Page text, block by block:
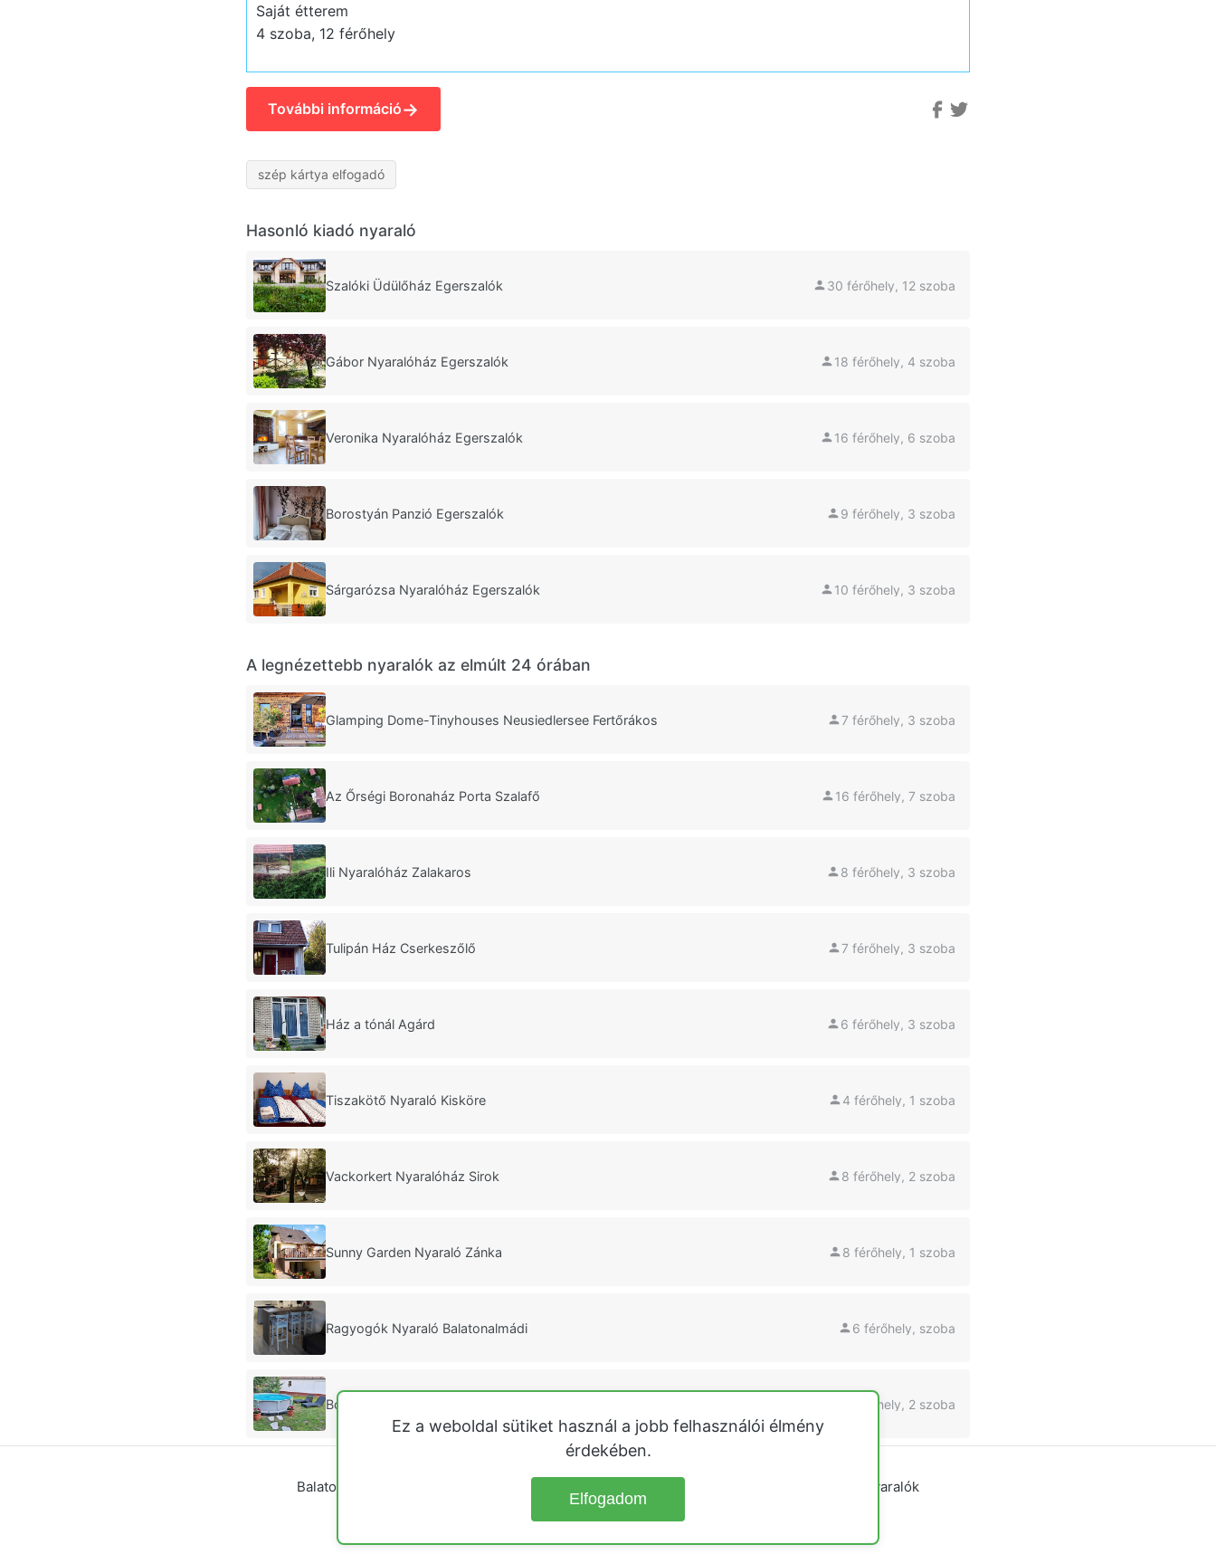
Saját étterem
4 szoba, 12 férőhely
További információ→
szép kártya elfogadó
Hasonló kiadó nyaraló
Szalóki Üdülőház Egerszalók 30 férőhely, 12 szoba
Gábor Nyaralóház Egerszalók 18 férőhely, 4 szoba
Veronika Nyaralóház Egerszalók 16 férőhely, 6 szoba
Borostyán Panzió Egerszalók 9 férőhely, 3 szoba
Sárgarózsa Nyaralóház Egerszalók 10 férőhely, 3 szoba
A legnézettebb nyaralók az elmúlt 24 órában
Glamping Dome-Tinyhouses Neusiedlersee Fertőrákos 7 férőhely, 3 szoba
Az Őrségi Boronaház Porta Szalafő 16 férőhely, 7 szoba
Ili Nyaralóház Zalakaros 8 férőhely, 3 szoba
Tulipán Ház Cserkeszőlő 7 férőhely, 3 szoba
Ház a tónál Agárd 6 férőhely, 3 szoba
Tiszakötő Nyaraló Kisköre 4 férőhely, 1 szoba
Vackorkert Nyaralóház Sirok 8 férőhely, 2 szoba
Sunny Garden Nyaraló Zánka 8 férőhely, 1 szoba
Ragyogók Nyaraló Balatonalmádi 6 férőhely, szoba
Borostyán Nyaralóház Tiszabábolna 4 férőhely, 2 szoba
Balatoni nyaralók Hegyvidéki nyaralók
Ez a weboldal sütiket használ a jobb felhasználói élmény
érdekében.
Elfogadom